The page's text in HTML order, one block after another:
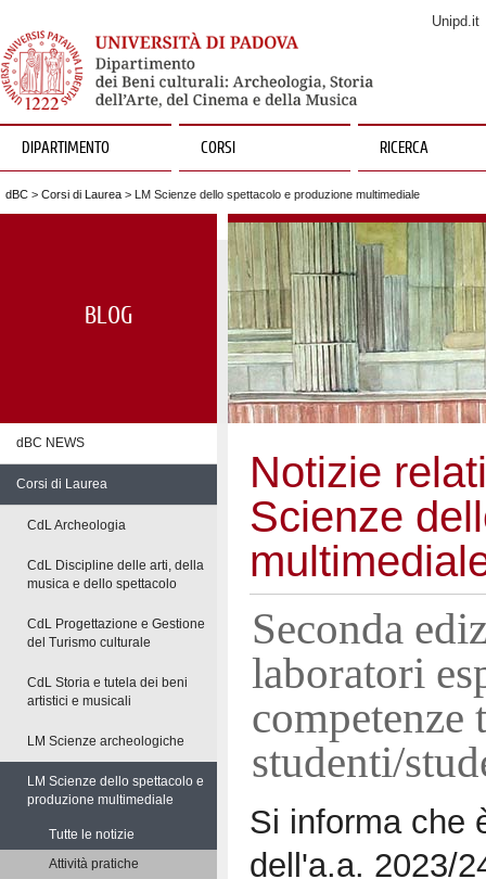
Unipd.it
DIPARTIMENTO CORSI RICERCA
dBC > Corsi di Laurea > LM Scienze dello spettacolo e produzione multimediale
BLOG
dBC NEWS
Corsi di Laurea
CdL Archeologia
CdL Discipline delle arti, della
musica e dello spettacolo
CdL Progettazione e Gestione
del Turismo culturale
CdL Storia e tutela dei beni
artistici e musicali
LM Scienze archeologiche
LM Scienze dello spettacolo e
produzione multimediale
Tutte le notizie
Attività pratiche
Notizie
Scienze
Seconda
laboratori
studenti/
Si informa che
dell'a.a. 2023/